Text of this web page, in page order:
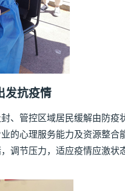
发抗疫情
管控区域居民缓解由防疫
的心理服务能力及资源整合
调节压力，适应疫情应激状